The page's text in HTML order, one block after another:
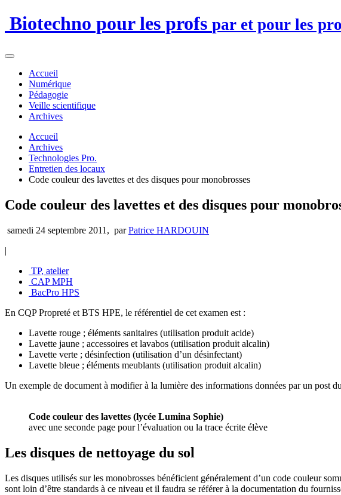
Biotechno pour les profs par et pour les
Accueil
Numérique
Pédagogie
Veille scientifique
Archives
Accueil
Archives
Technologies Pro.
Entretien des locaux
Code couleur des lavettes et des disques pour monobrosses
Code couleur des lavettes et des disques pour
samedi 24 septembre 2011 , parPatrice HARDOUIN
|
TP, atelier
CAP MPH
BacPro HPS
En CQP Propreté et BTS HPE, le référentiel de cet examen est :
Lavette rouge ; éléments sanitaires (utilisation produit acide)
Lavette jaune ; accessoires et lavabos (utilisation produit alcalin)
Lavette verte ; désinfection (utilisation d’un désinfectant)
Lavette bleue ; éléments meublants (utilisation produit alcalin)
Un exemple de document à modifier à la lumière des informations données par un post
Code couleur des lavettes (lycée Lumina Sophie)
avec une seconde page pour l’évaluation ou la trace écrite élève
Les disques de nettoyage du sol
Les disques utilisés sur les monobrosses bénéficient généralement d’un code couleur
sont loin d’être standards à ce niveau et il faudra se référer à la documentation du